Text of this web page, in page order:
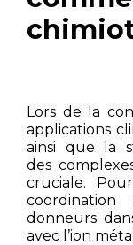
Lors de la
applications
ainsi que la
des
cruciale.
donneurs
avec l’ion